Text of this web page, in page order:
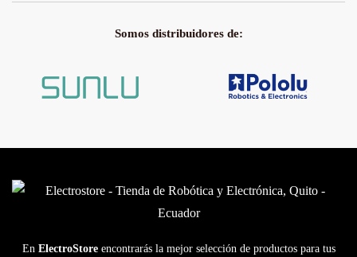
Somos distribuidores de:
En ElectroStoreencontrarás la mejor selección de productos para tus